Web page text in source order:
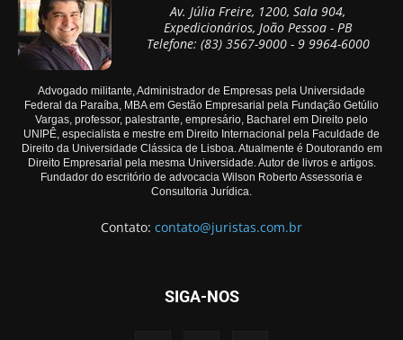
Av. Júlia Freire, 1200, Sala 904,
Expedicionários, João Pessoa - PB
Telefone: (83) 3567-9000 - 9 9964-6000
Advogado militante, Administrador de Empresas pela Universidade
Federal da Paraíba, MBA em Gestão Empresarial pela Fundação Getúlio
Vargas, professor, palestrante, empresário, Bacharel em Direito pelo
UNIPÊ, especialista e mestre em Direito Internacional pela Faculdade de
Direito da Universidade Clássica de Lisboa. Atualmente é Doutorando em
Direito Empresarial pela mesma Universidade. Autor de livros e artigos.
Fundador do escritório de advocacia Wilson Roberto Assessoria e
Consultoria Jurídica.
Contato: contato@juristas.com.br
SIGA-NOS